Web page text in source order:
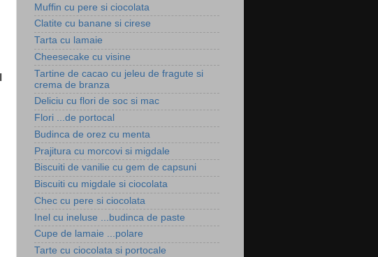
Muffin cu pere si ciocolata
Clatite cu banane si cirese
Tarta cu lamaie
Cheesecake cu visine
Tartine de cacao cu jeleu de fragute si
crema de branza
Deliciu cu flori de soc si mac
Flori ...de portocal
Budinca de orez cu menta
Prajitura cu morcovi si migdale
Biscuiti de vanilie cu gem de capsuni
Biscuiti cu migdale si ciocolata
Chec cu pere si ciocolata
Inel cu ineluse ...budinca de paste
Cupe de lamaie ...polare
Tarte cu ciocolata si portocale